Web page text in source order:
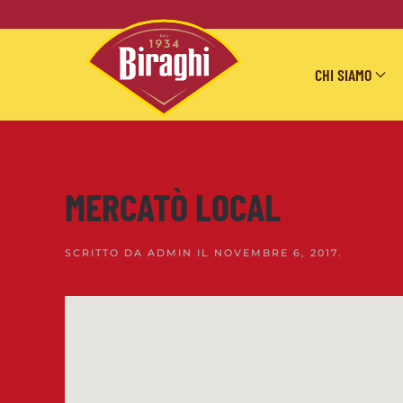
Skip to main content
CHI SIAMO
MERCATÒ LOCAL
SCRITTO DA ADMIN IL NOVEMBRE 6, 2017.